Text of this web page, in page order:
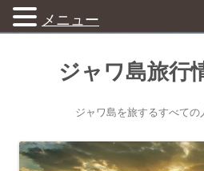
ジャワ島旅行
ジャワ島を旅するすべての
メニュー